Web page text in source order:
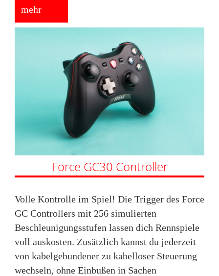
mehr
Force GC30 Controller
Volle Kontrolle im Spiel! Die Trigger des Force
GC Controllers mit 256 simulierten
Beschleunigungsstufen lassen dich Rennspiele
voll auskosten. Zusätzlich kannst du jederzeit
von kabelgebundener zu kabelloser Steuerung
wechseln, ohne Einbußen in Sachen